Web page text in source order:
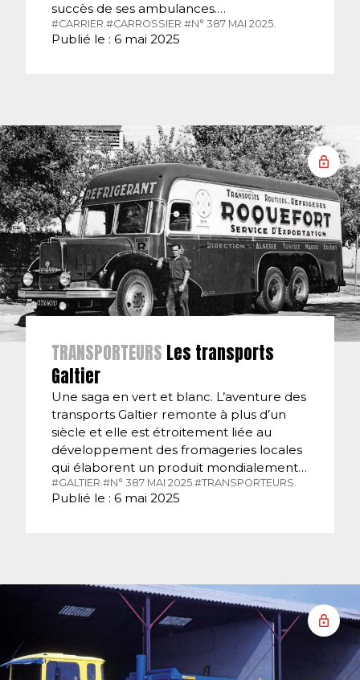
succès de ses ambulances.…
#CARRIER.#CARROSSIER.#N° 387 MAI 2025.
Publié le : 6 mai 2025
TRANSPORTEURS Les transports
Galtier
Une saga en vert et blanc. L’aventure des
transports Galtier remonte à plus d’un
siècle et elle est étroitement liée au
développement des fromageries locales
qui élaborent un produit mondialement…
#GALTIER.#N° 387 MAI 2025.#TRANSPORTEURS.
Publié le : 6 mai 2025